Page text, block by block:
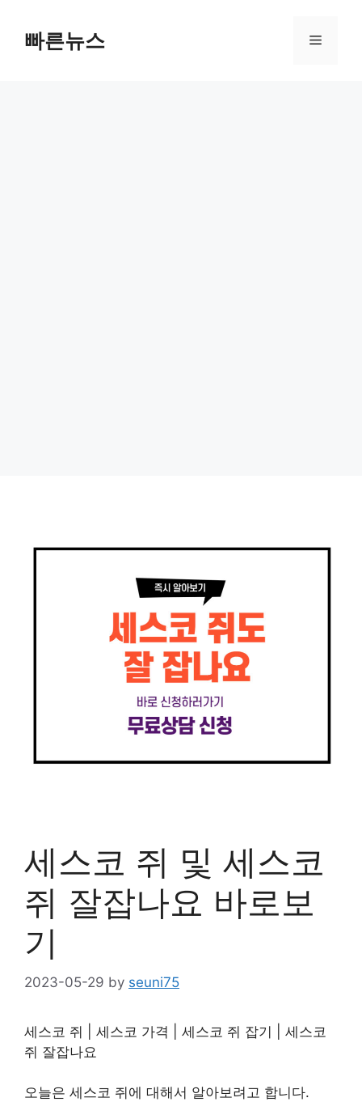
content빠른뉴스 Menu
세스코 쥐 및 세스코
쥐 잘잡나요 바로보
기
2023-05-29 by seuni75
세스코 쥐 | 세스코 가격 | 세스코 쥐 잡기 | 세스코
쥐 잘잡나요
오늘은 세스코 쥐에 대해서 알아보려고 합니다.